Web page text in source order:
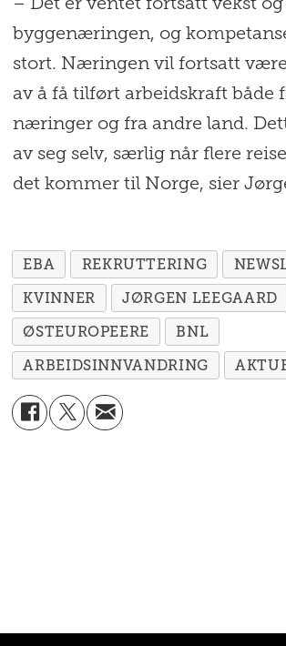
– Det er ventet fortsatt vekst
byggenæringen, og
stort. Næringen vil fortsatt
av å få tilført arbeidskraft både
næringer og fra andre land.
av seg selv, særlig når flere
det kommer til Norge, sier
EBA REKRUTTERING
KVINNER
JØRGEN LEEGAARD
ØSTEUROPEERE
BNL
ARBEIDSINNVANDRING